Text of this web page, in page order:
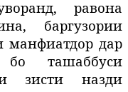
равона
баргузории
манфиатдор дар
бо ташаббуси
зисти назди